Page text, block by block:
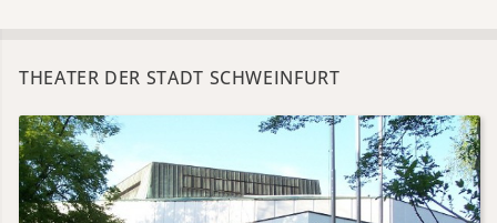
THEATER DER STADT SCHWEINFURT